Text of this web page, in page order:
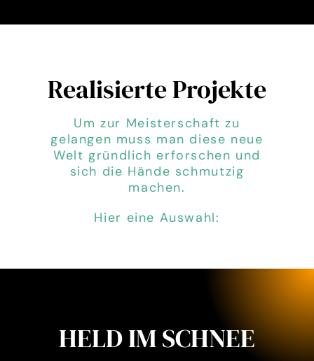
Realisierte Projekte
Um zur Meisterschaft zu
gelangen muss man diese neue
Welt gründlich erforschen und
sich die Hände schmutzig
machen.
Hier eine Auswahl:
HELD IM SCHNEE